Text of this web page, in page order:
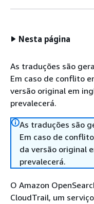
Nesta página
As traduções são
Em caso de conflito
versão original em
prevalecerá.
As traduções são
Em caso de
da versão original
prevalecerá.
O Amazon
CloudTrail, um